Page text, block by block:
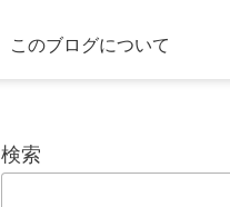
このブログについて
検索